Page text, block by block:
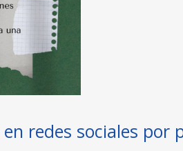
redes sociales